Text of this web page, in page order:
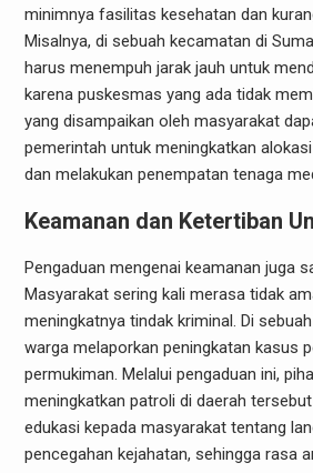
minimnya fasilitas kesehatan dan
Misalnya, di sebuah kecamatan di
harus menempuh jarak jauh untuk
karena puskesmas yang ada tidak
yang disampaikan oleh masyarakat
pemerintah untuk meningkatkan
dan melakukan penempatan tenaga
Keamanan dan Ketertiban
Pengaduan mengenai keamanan juga
Masyarakat sering kali merasa tidak
meningkatnya tindak kriminal. Di
warga melaporkan peningkatan kasus
permukiman. Melalui pengaduan ini,
meningkatkan patroli di daerah
edukasi kepada masyarakat tentang
pencegahan kejahatan, sehingga rasa